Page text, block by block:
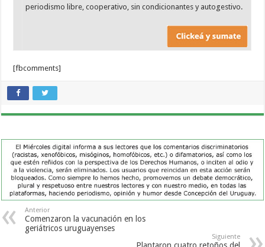
periodismo libre, cooperativo, sin condicionantes y autogestivo.
[fbcomments]
Anterior
Comenzaron la vacunación en los
geriátricos uruguayenses
Siguiente